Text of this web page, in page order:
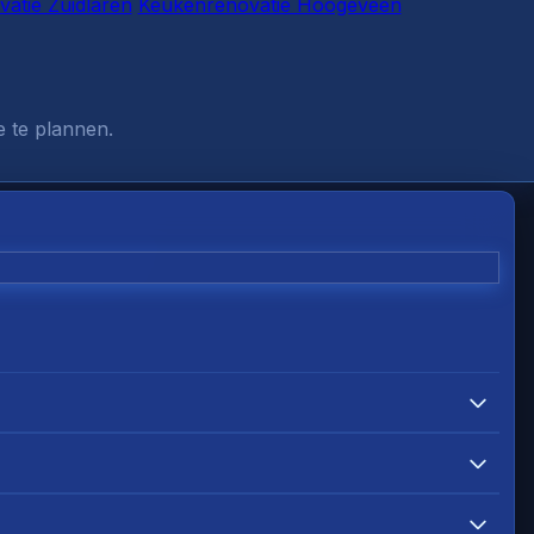
Zuidlaren Keukenrenovatie Hoogeveen
te plannen.